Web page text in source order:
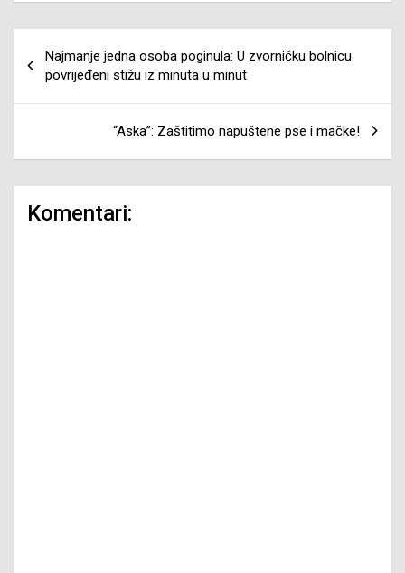
članaka
Najmanje jedna osoba poginula: U zvorničku bolnicu
povrijeđeni stižu iz minuta u minut
“Aska”: Zaštitimo napuštene pse i mačke!
Komentari: